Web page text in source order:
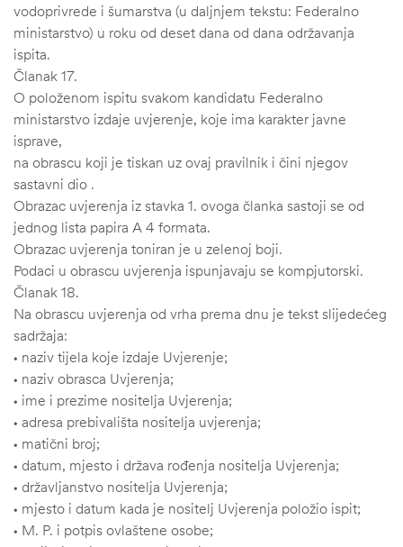
vodoprivrede i šumarstva (u daljnjem tekstu: Federalno
ministarstvo) u roku od deset dana od dana održavanja
ispita.
Članak 17.
O položenom ispitu svakom kandidatu Federalno
ministarstvo izdaje uvjerenje, koje ima karakter javne
isprave,
na obrascu koji je tiskan uz ovaj pravilnik i čini njegov
sastavni dio .
Obrazac uvjerenja iz stavka 1. ovoga članka sastoji se od
jednog lista papira A 4 formata.
Obrazac uvjerenja toniran je u zelenoj boji.
Podaci u obrascu uvjerenja ispunjavaju se kompjutorski.
Članak 18.
Na obrascu uvjerenja od vrha prema dnu je tekst slijedećeg
sadržaja:
• naziv tijela koje izdaje Uvjerenje;
• naziv obrasca Uvjerenja;
• ime i prezime nositelja Uvjerenja;
• adresa prebivališta nositelja uvjerenja;
• matični broj;
• datum, mjesto i država rođenja nositelja Uvjerenja;
• državljanstvo nositelja Uvjerenja;
• mjesto i datum kada je nositelj Uvjerenja položio ispit;
• M. P. i potpis ovlaštene osobe;